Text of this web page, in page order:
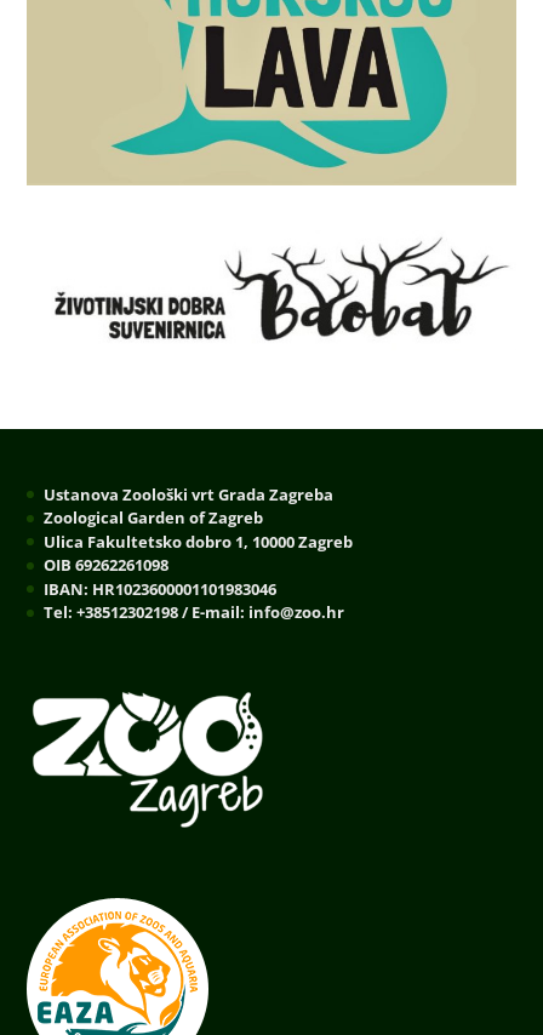
Ustanova Zoološki vrt Grada Zagreba
Zoological Garden of Zagreb
Ulica Fakultetsko dobro 1, 10000 Zagreb
OIB 69262261098
IBAN: HR1023600001101983046
Tel: +38512302198 / E-mail: info@zoo.hr